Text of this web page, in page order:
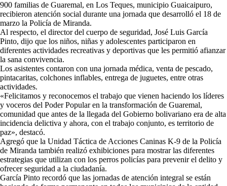
900 familias de Guaremal, en Los Teques, municipio Guaicaipuro,
recibieron atención social durante una jornada que desarrolló el 18 de
marzo la Policía de Miranda.
Al respecto, el director del cuerpo de seguridad, José Luis García
Pinto, dijo que los niños, niñas y adolescentes participaron en
diferentes actividades recreativas y deportivas que les permitió afianzar
la sana convivencia.
Los asistentes contaron con una jornada médica, venta de pescado,
pintacaritas, colchones inflables, entrega de juguetes, entre otras
actividades.
«Felicitamos y reconocemos el trabajo que vienen haciendo los líderes
y voceros del Poder Popular en la transformación de Guaremal,
comunidad que antes de la llegada del Gobierno bolivariano era de alta
incidencia delictiva y ahora, con el trabajo conjunto, es territorio de
paz», destacó.
Agregó que la Unidad Táctica de Acciones Caninas K-9 de la Policía
de Miranda también realizó exhibiciones para mostrar las diferentes
estrategias que utilizan con los perros policías para prevenir el delito y
ofrecer seguridad a la ciudadanía.
García Pinto recordó que las jornadas de atención integral se están